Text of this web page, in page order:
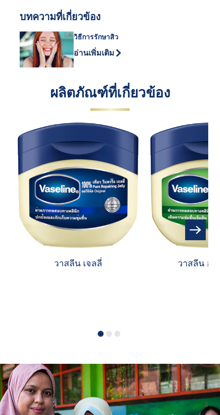
บทความที่เกี่ยวข้อง
วิธีการรักษาสิว
Discover more about วิธีการรักษาสิว
อ่านเพิ่มเติม
ผลิตภัณฑ์ที่เกี่ยวข้อง
วาสลีน เจลลี่ วาสลีน อโ